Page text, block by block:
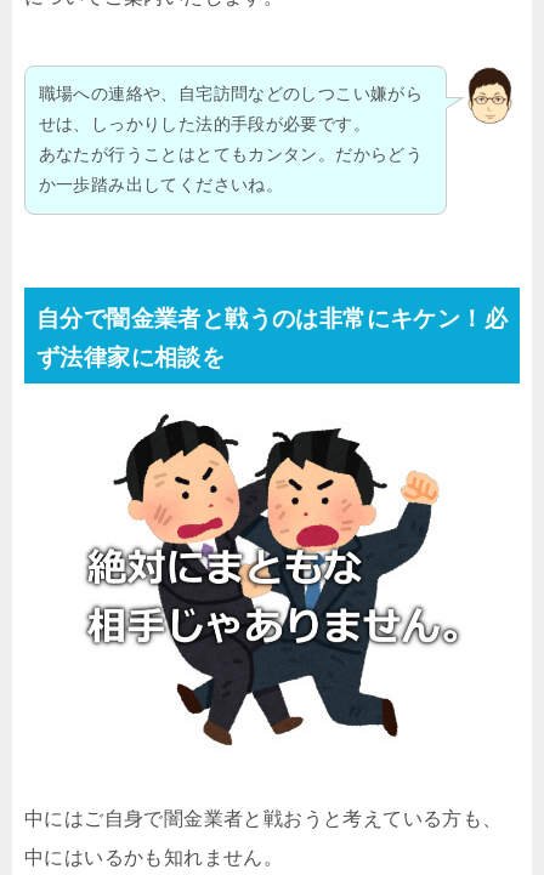
職場への連絡や、自宅訪問などのしつこい嫌がら
せは、しっかりした法的手段が必要です。
あなたが行うことはとてもカンタン。だからどう
か一歩踏み出してくださいね。
自分で闇金業者と戦うのは非常にキケン！必
ず法律家に相談を
中にはご自身で闇金業者と戦おうと考えている方も、
中にはいるかも知れません。